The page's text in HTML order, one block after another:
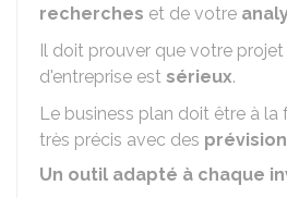
recherches et de votre
Il doit prouver que votre
d'entreprise est sérieux.
Le business plan doit être à
très précis avec des
Un outil adapté à chaque